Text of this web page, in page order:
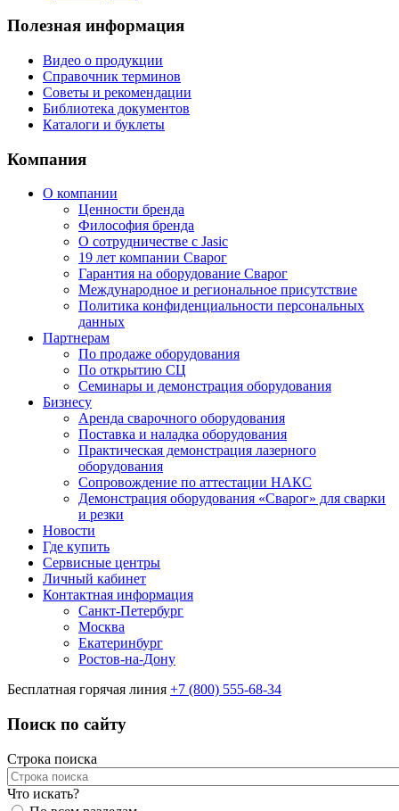
Полезная информация
Видео о продукции
Справочник терминов
Советы и рекомендации
Библиотека документов
Каталоги и буклеты
Компания
О компании
Ценности бренда
Философия бренда
О сотрудничестве с Jasic
19 лет компании Сварог
Гарантия на оборудование Сварог
Международное и региональное присутствие
Политика конфиденциальности персональных
данных
Партнерам
По продаже оборудования
По открытию СЦ
Семинары и демонстрация оборудования
Бизнесу
Аренда сварочного оборудования
Поставка и наладка оборудования
Практическая демонстрация лазерного
оборудования
Сопровождение по аттестации НАКС
Демонстрация оборудования «Сварог» для сварки
и резки
Новости
Где купить
Сервисные центры
Личный кабинет
Контактная информация
Санкт-Петербург
Москва
Екатеринбург
Ростов-на-Дону
Бесплатная горячая линия +7 (800) 555-68-34
Поиск по сайту
Строка поиска
Что искать?